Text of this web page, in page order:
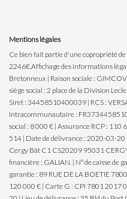
Mentions légales
Ce bien fait partie d'une copropriété de
2246€.Affichage des informations
Bretonneux | Raison sociale :
siège social : 2 place de la Division
Siret : 34458510400039 | RCS :
Intracommunautaire :
social : 8 000 € | Assurance RCP : 110
514 | Date de délivrance : 2020-03-20
Cergy Bât C1 CS20209 95031
financière : GALIAN. | N° de caisse de
garantie : 89 RUE DE LA BOETIE
120 000 € | Carte G : CPI 7801 2017